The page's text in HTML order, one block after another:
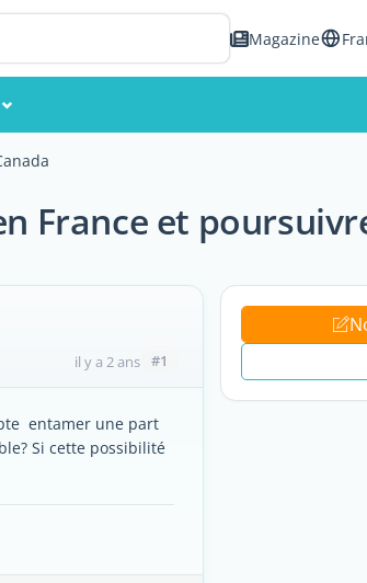
Magazine
France et
il y a 2 ans #1
entamer une part
Si cette possibilité